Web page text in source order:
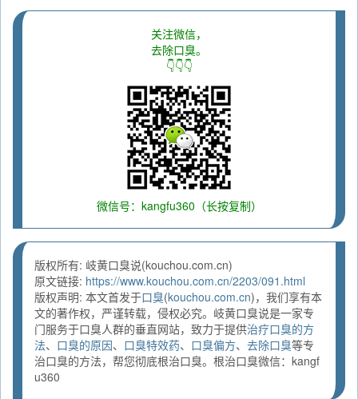
关注微信，
去除口臭。
👇👇👇
微信号：kangfu360（长按复制）
版权所有: 岐黄口臭说(kouchou.com.cn)
原文链接: https://www.kouchou.com.cn/2203/091.html
版权声明: 本文首发于口臭(kouchou.com.cn)，我们享有本
文的著作权，严谨转载，侵权必究。岐黄口臭说是一家专
门服务于口臭人群的垂直网站，致力于提供治疗口臭的方
法、 口臭的原因、 口臭特效药、 口臭偏方、 去除口臭等专
治口臭的方法，帮您彻底根治口臭。根治口臭微信：kangf
u360